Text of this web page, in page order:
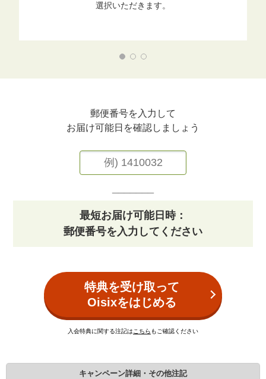
選択いただきます。
郵便番号を入力して
お届け可能日を確認しましょう
最短お届け可能日時：
郵便番号を入力してください
特典を受け取って
Oisixをはじめる
入会特典に関する注記はこちら もご確認ください
キャンペーン詳細・その他注記